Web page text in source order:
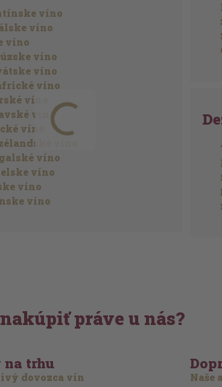
víno
víno
víno
víno
víno
víno
víno
víno
víno
víno
víno
víno
víno
víno
práve u nás?
na trhu
dovozca vín Naše